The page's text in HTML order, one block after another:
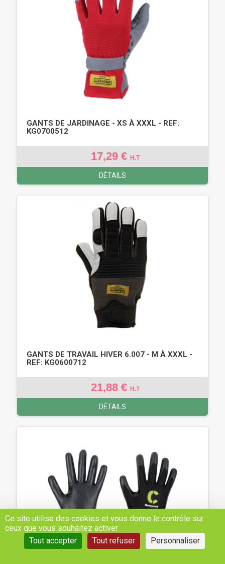
GANTS DE JARDINAGE - XS À XXXL - REF:
KG0700512
17,29 € H.T
DÉTAILS
GANTS DE TRAVAIL HIVER 6.007 - M À XXXL -
REF: KG0600712
21,88 € H.T
DÉTAILS
Ce site utilise des cookies et vous donne le contrôle sur
ceux que vous souhaitez activer
Tout accepter
Tout refuser Personnaliser